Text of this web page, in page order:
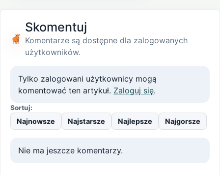
Skomentuj
Komentarze są dostępne dla zalogowanych
użytkowników.
Tylko zalogowani użytkownicy mogą
komentować ten artykuł. Zaloguj się.
Sortuj:
Najnowsze Najstarsze Najlepsze Najgorsze
Nie ma jeszcze komentarzy.